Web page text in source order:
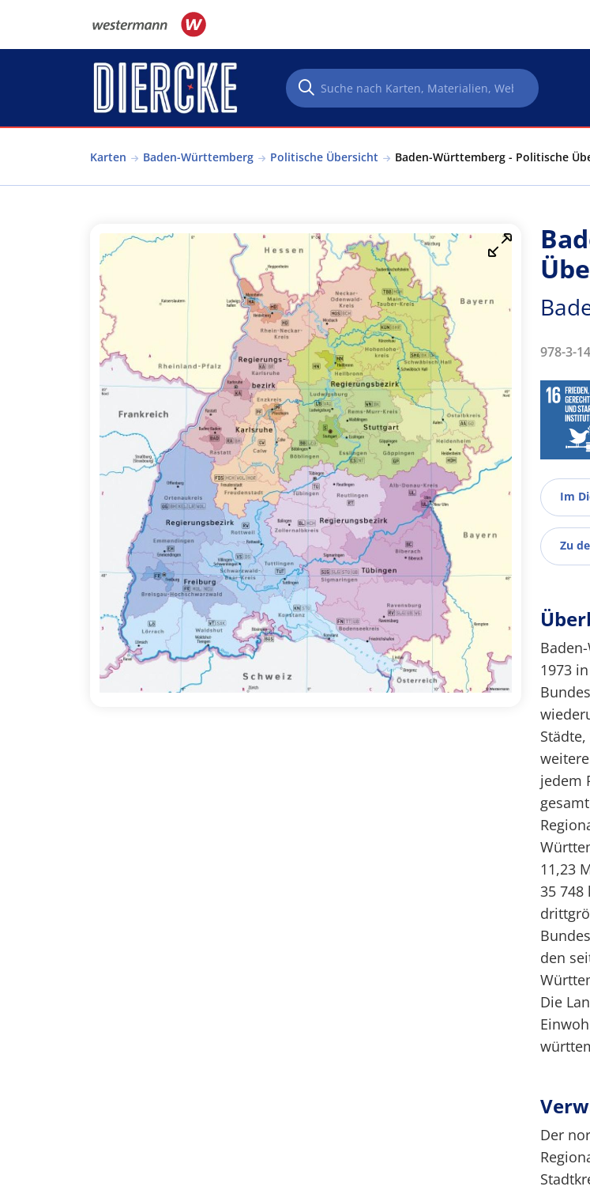
Karten Baden-Württemberg Politische Übersicht Baden-Württemberg - Politische
978-3-
Im
Zu
1973
jedem
11,23
35 748
den
Die
Der